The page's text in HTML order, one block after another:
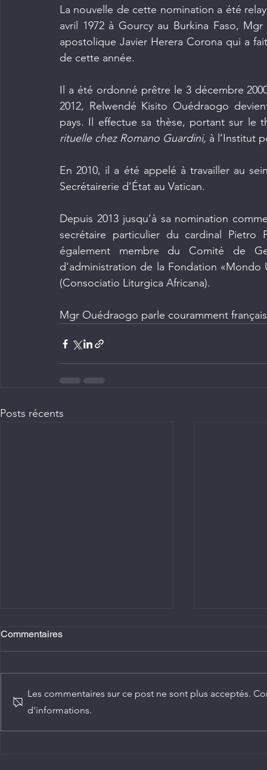
La nouvelle de cette nomination a été
avril 1972 à Gourcy au Burkina Faso,
apostolique Javier Herera Corona qui a
de cette année.
Il a été ordonné prêtre le 3 décembre
2012, Relwendé Kisito Ouédraogo
pays. Il effectue sa thèse, portant sur le
rituelle chez Romano Guardini, à l’Institut
En 2010, il a été appelé à travailler au
Secrétairerie d'État au Vatican.
Depuis 2013 jusqu’à sa nomination
secrétaire particulier du cardinal Pietro
également membre du Comité de
d'administration de la Fondation «Mondo
(Consociatio Liturgica Africana).
Mgr Ouédraogo parle couramment
Posts récents
Commentaires
Les commentaires sur ce post ne sont plus acceptés.
d'informations.